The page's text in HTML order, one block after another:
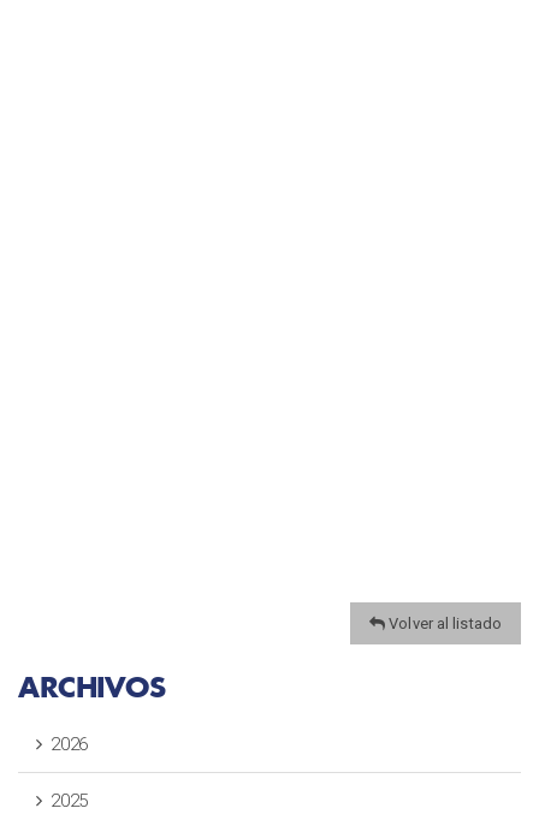
Volver al listado
ARCHIVOS
2026
2025